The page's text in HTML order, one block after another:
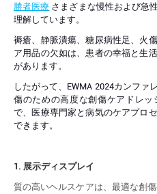
勝者医療 さまざまな慢性および急
理解しています。
褥瘡、静脈潰瘍、糖尿病性足、火
ア用品の欠如は、患者の幸福と生
があります。
したがって、EWMA 2024カンファ
傷のための高度な創傷ケアドレ
で、医療専門家と病気のケアプロ
できます。
1. 展示ディスプレイ
質の高いヘルスケアは、最適な創